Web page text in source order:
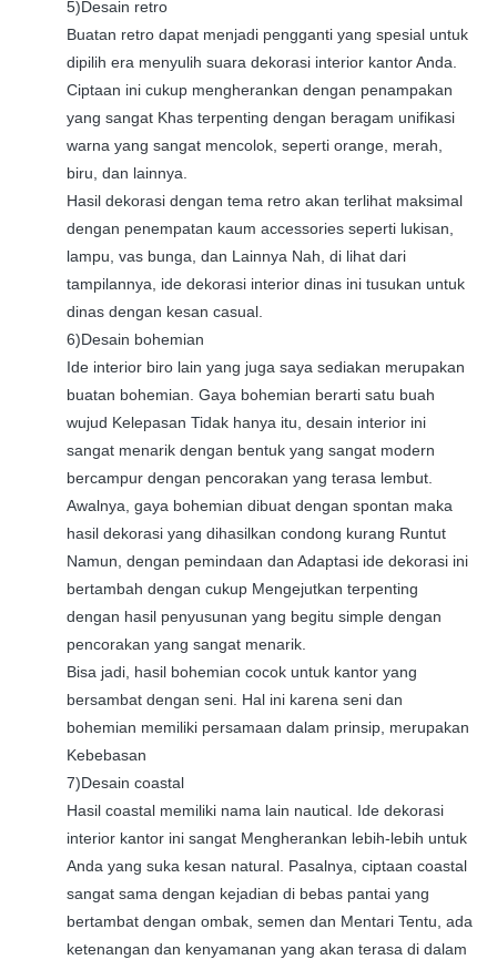
5)Desain retro
Buatan retro dapat menjadi pengganti yang spesial untuk
dipilih era menyulih suara dekorasi interior kantor Anda.
Ciptaan ini cukup mengherankan dengan penampakan
yang sangat Khas terpenting dengan beragam unifikasi
warna yang sangat mencolok, seperti orange, merah,
biru, dan lainnya.
Hasil dekorasi dengan tema retro akan terlihat maksimal
dengan penempatan kaum accessories seperti lukisan,
lampu, vas bunga, dan Lainnya Nah, di lihat dari
tampilannya, ide dekorasi interior dinas ini tusukan untuk
dinas dengan kesan casual.
6)Desain bohemian
Ide interior biro lain yang juga saya sediakan merupakan
buatan bohemian. Gaya bohemian berarti satu buah
wujud Kelepasan Tidak hanya itu, desain interior ini
sangat menarik dengan bentuk yang sangat modern
bercampur dengan pencorakan yang terasa lembut.
Awalnya, gaya bohemian dibuat dengan spontan maka
hasil dekorasi yang dihasilkan condong kurang Runtut
Namun, dengan pemindaan dan Adaptasi ide dekorasi ini
bertambah dengan cukup Mengejutkan terpenting
dengan hasil penyusunan yang begitu simple dengan
pencorakan yang sangat menarik.
Bisa jadi, hasil bohemian cocok untuk kantor yang
bersambat dengan seni. Hal ini karena seni dan
bohemian memiliki persamaan dalam prinsip, merupakan
Kebebasan
7)Desain coastal
Hasil coastal memiliki nama lain nautical. Ide dekorasi
interior kantor ini sangat Mengherankan lebih-lebih untuk
Anda yang suka kesan natural. Pasalnya, ciptaan coastal
sangat sama dengan kejadian di bebas pantai yang
bertambat dengan ombak, semen dan Mentari Tentu, ada
ketenangan dan kenyamanan yang akan terasa di dalam